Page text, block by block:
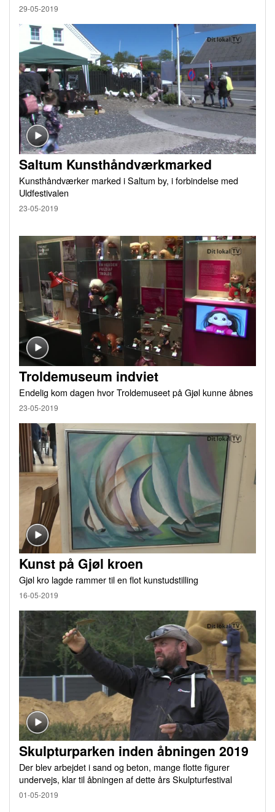
29-05-2019
Saltum Kunsthåndværkmarked
Kunsthåndværker marked i Saltum by, i forbindelse med
Uldfestivalen
23-05-2019
Troldemuseum indviet
Endelig kom dagen hvor Troldemuseet på Gjøl kunne åbnes
23-05-2019
Kunst på Gjøl kroen
Gjøl kro lagde rammer til en flot kunstudstilling
16-05-2019
Skulpturparken inden åbningen 2019
Der blev arbejdet i sand og beton, mange flotte figurer
undervejs, klar til åbningen af dette års Skulpturfestival
01-05-2019